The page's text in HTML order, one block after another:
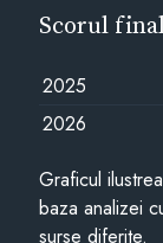
Scorul
2025
2026
Graficul
baza analizei
surse diferite.